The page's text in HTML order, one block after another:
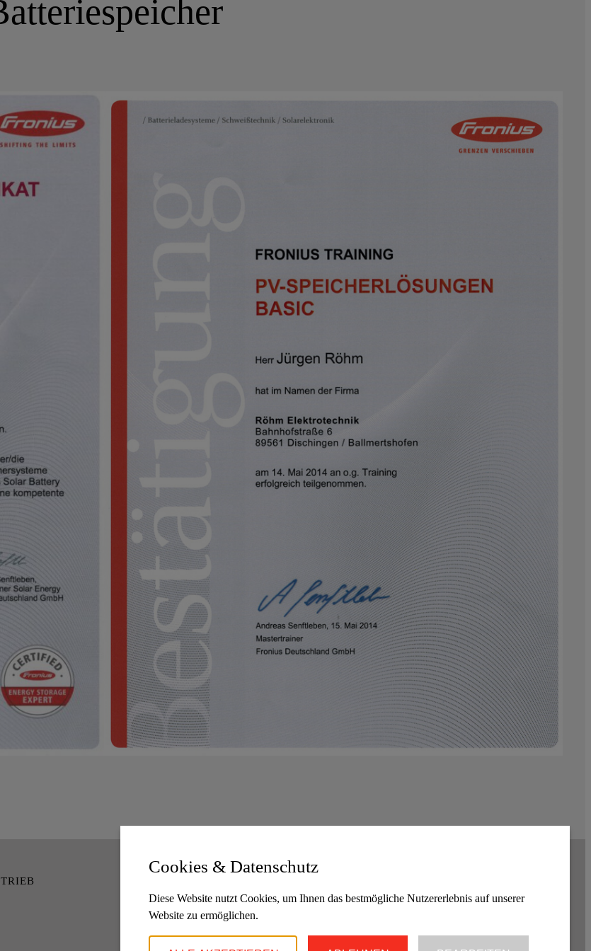
Cookies & Datenschutz
Diese Website nutzt Cookies, um Ihnen das bestmögliche Nutzererlebnis auf unserer
Website zu ermöglichen.